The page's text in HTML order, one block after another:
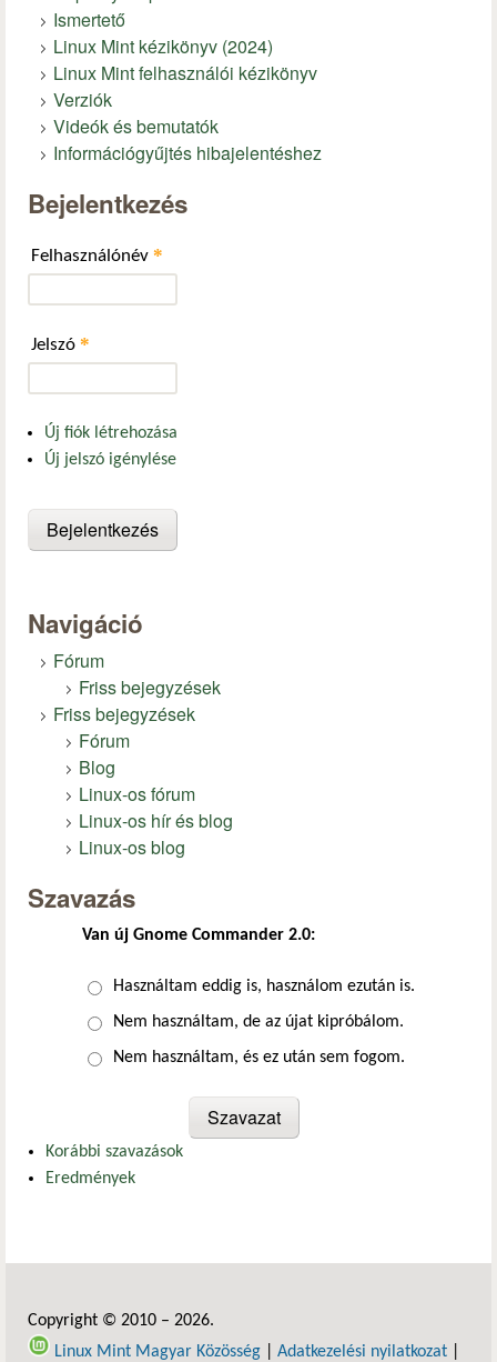
Ismertető
Linux Mint kézikönyv (2024)
Linux Mint felhasználói kézikönyv
Verziók
Videók és bemutatók
Információgyűjtés hibajelentéshez
Bejelentkezés
Felhasználónév *
Jelszó *
Új fiók létrehozása
Új jelszó igénylése
Navigáció
Fórum
Friss bejegyzések
Friss bejegyzések
Fórum
Blog
Linux-os fórum
Linux-os hír és blog
Linux-os blog
Szavazás
Van új Gnome Commander 2.0:
Választások
Használtam eddig is, használom ezután is.
Nem használtam, de az újat kipróbálom.
Nem használtam, és ez után sem fogom.
Korábbi szavazások
Eredmények
Copyright © 2010 – 2026.
Linux Mint Magyar Közösség
Adatkezelési nyilatkozat